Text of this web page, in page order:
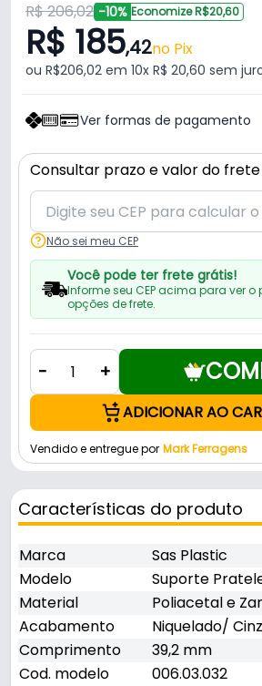
R$ 206,02 -10% Economize R$20,60
R$ 185,42no Pix
ou R$206,02 em 10x R$ 20,60 sem
Ver formas de pagamento
Consultar prazo e valor do frete
Não sei meu CEP
Você pode ter frete grátis!
Informe seu CEP acima para ver o
opções de frete.
- +
ADICIONAR AO
Vendido e entregue por Mark Ferragens
Características do produto
Marca
Sas Plastic
Modelo
Suporte
Material
Poliacetal e
Acabamento
Niquelado/
Comprimento
39,2 mm
Cod. modelo
006.03.032